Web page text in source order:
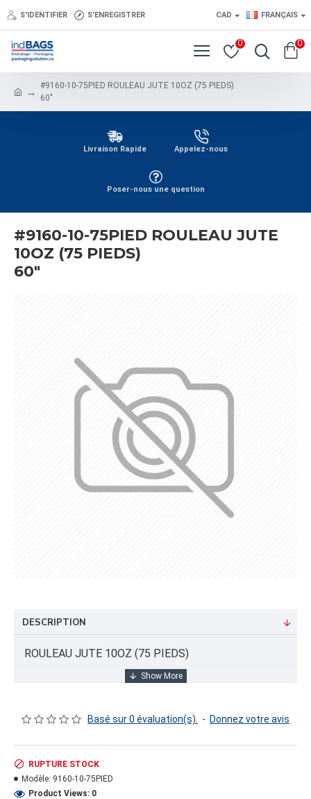
S'IDENTIFIER S'ENREGISTRER CAD FRANÇAIS
0 0
#9160-10-75PIED ROULEAU JUTE 10OZ (75 PIEDS)
60"
Livraison Rapide Appelez-nous
Poser-nous une question
#9160-10-75PIED ROULEAU JUTE
10OZ (75 PIEDS)
60"
DESCRIPTION
ROULEAU JUTE 10OZ (75 PIEDS)
INFORMATION PRODUIT
FORMAT DU PRODUIT
Basé sur 0 évaluation(s). - Donnez votre avis
RUPTURE STOCK
Modèle: 9160-10-75PIED
Product Views: 0